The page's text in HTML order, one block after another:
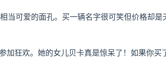
可爱的面孔。买一辆名字很可笑但价格却是
狂欢。她的女儿贝卡真是惊呆了！如果你